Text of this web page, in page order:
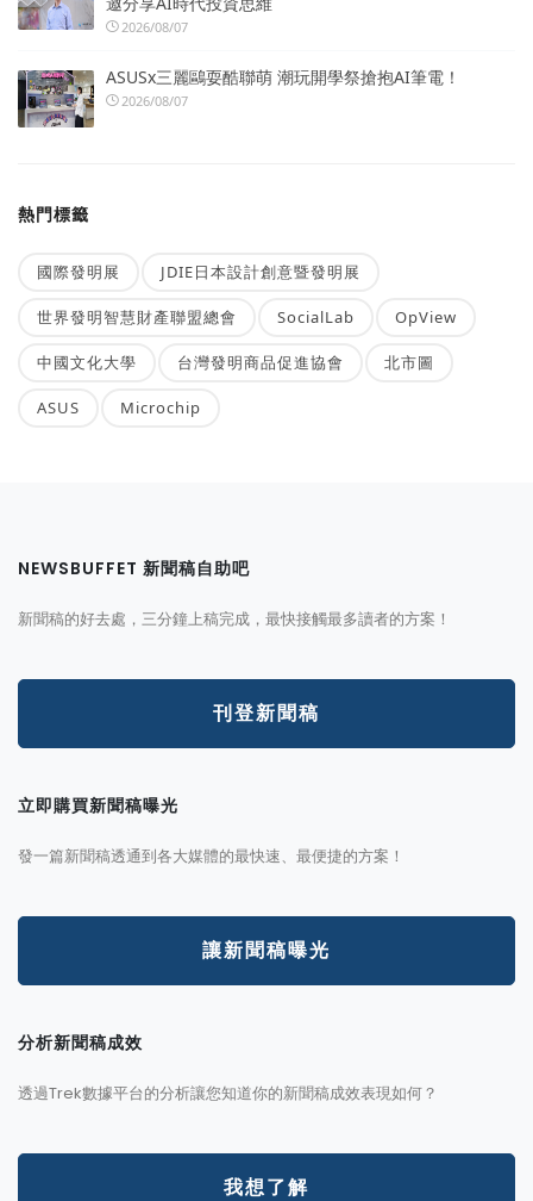
2026/08/07
ASUSx三麗鷗耍酷聯萌 潮玩開學祭搶抱AI筆電！
2026/08/07
熱門標籤
國際發明展 JDIE日本設計創意暨發明展
世界發明智慧財產聯盟總會 SocialLab OpView
中國文化大學 台灣發明商品促進協會 北市圖
ASUS Microchip
NEWSBUFFET 新聞稿自助吧
新聞稿的好去處，三分鐘上稿完成，最快接觸最多讀者的方案！
刊登新聞稿
立即購買新聞稿曝光
發一篇新聞稿透通到各大媒體的最快速、最便捷的方案！
讓新聞稿曝光
分析新聞稿成效
透過Trek數據平台的分析讓您知道你的新聞稿成效表現如何？
我想了解